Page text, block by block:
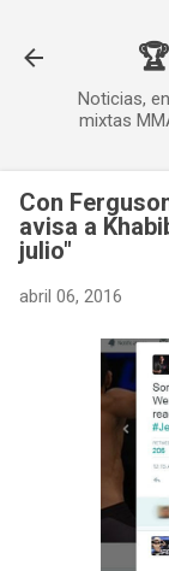
Noticias,
mixtas
Con
avisa a
julio"
abril 06, 2016